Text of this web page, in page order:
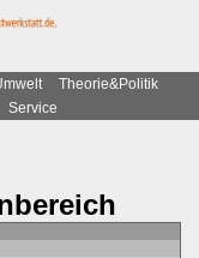
Theorie&Politik
Service